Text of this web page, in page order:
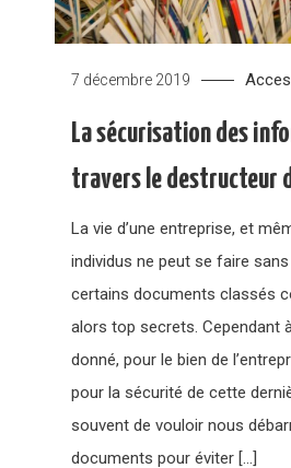
7 décembre 2019
La sécurisation des
travers le destructeur
La vie d’une entreprise, et
individus ne peut se faire sans
certains documents classés
alors top secrets. Cependant
donné, pour le bien de
pour la sécurité de cette
souvent de vouloir nous
documents pour éviter […]